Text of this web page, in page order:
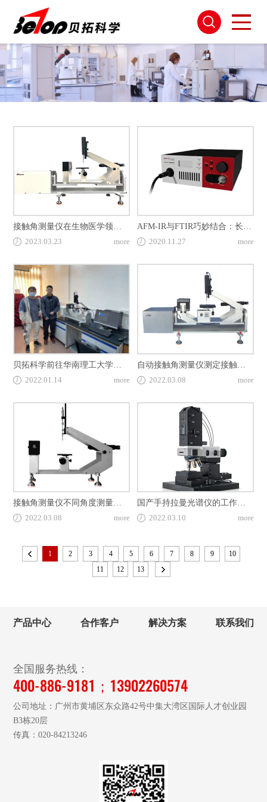
接触角测量仪在生物医学领域中的应用
2023.03.23
more
AFM-IR与FTIR巧妙结合：长春应化所实现聚合物纳米尺度定量分析！
2020.11.27
more
2022.01.14
more
2022.03.08
more
接触角测量仪不同角度测量的区别
2022.03.08
more
国产手持拉曼光谱仪的工作原理
2022.03.10
more
1 2 3 4 5 6 7 8 9
10
11
12 13
产品中心 合作客户 解决方案 联系我们
全国服务热线：
400-886-9181；13902260574
公司地址：广州市黄埔区东众路42号中集大湾区国际人才创业园
B3栋20层
传真：020-84213246